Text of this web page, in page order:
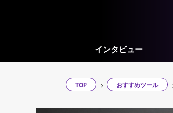
インタビュー
TOP おすすめツール